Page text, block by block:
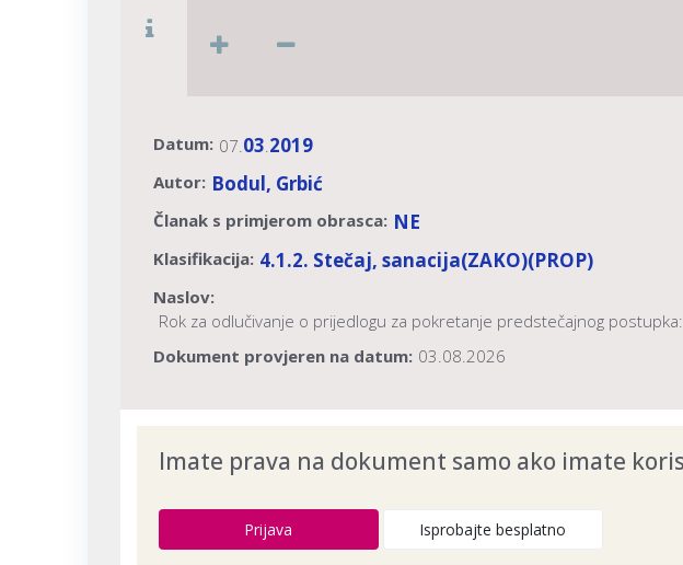
Datum: 07.03.2019
Autor: Bodul, Grbić
Članak s primjerom obrasca: NE
Klasifikacija: 4.1.2. Stečaj, sanacija(ZAKO)(PROP)
Naslov:
Rok za odlučivanje o prijedlogu za pokretanje predstečajnog
Dokument provjeren na datum: 03.08.2026
Imate prava na dokument samo ako imate
Prijava Isprobajte besplatno